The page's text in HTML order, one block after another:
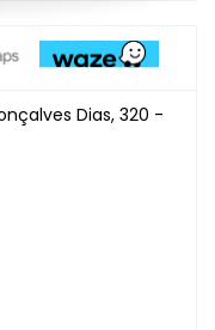
Dias, 320 -